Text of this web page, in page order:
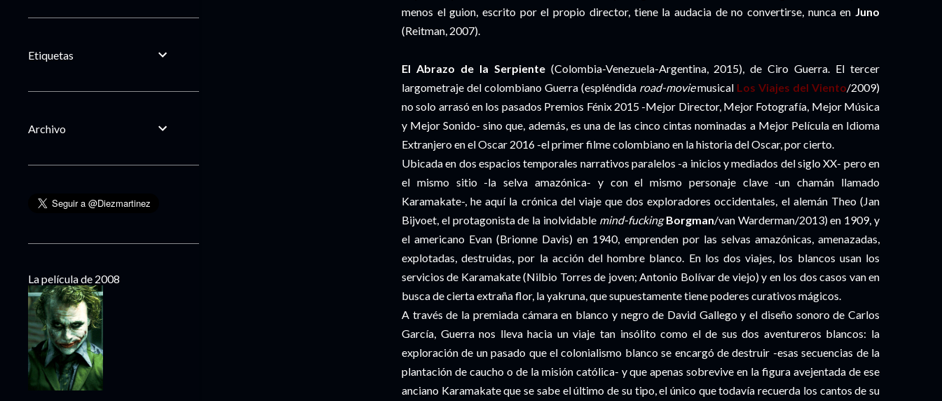
menos el guion, escrito por el propio director, tiene la audacia de no convertirse, nunca en Juno
(Reitman, 2007).
El Abrazo de la Serpiente(Colombia-Venezuela-Argentina, 2015), de Ciro Guerra. El tercer
largometraje del colombiano Guerra (espléndida road-moviemusical Los Viajes del Viento/2009)
no solo arrasó en los pasados Premios Fénix 2015 -Mejor Director, Mejor Fotografía, Mejor Música
y Mejor Sonido- sino que, además, es una de las cinco cintas nominadas a Mejor Película en Idioma
Extranjero en el Oscar 2016 -el primer filme colombiano en la historia del Oscar, por cierto.
Ubicada en dos espacios temporales narrativos paralelos -a inicios y mediados del siglo XX- pero en
el mismo sitio -la selva amazónica- y con el mismo personaje clave -un chamán llamado
Karamakate-, he aquí la crónica del viaje que dos exploradores occidentales, el alemán Theo (Jan
Bijvoet, el protagonista de la inolvidable mind-fucking Borgman/van Warderman/2013) en 1909, y
el americano Evan (Brionne Davis) en 1940, emprenden por las selvas amazónicas, amenazadas,
explotadas, destruidas, por la acción del hombre blanco. En los dos viajes, los blancos usan los
servicios de Karamakate (Nilbio Torres de joven; Antonio Bolívar de viejo) y en los dos casos van en
busca de cierta extraña flor, la yakruna, que supuestamente tiene poderes curativos mágicos.
A través de la premiada cámara en blanco y negro de David Gallego y el diseño sonoro de Carlos
García, Guerra nos lleva hacia un viaje tan insólito como el de sus dos aventureros blancos: la
exploración de un pasado que el colonialismo blanco se encargó de destruir -esas secuencias de la
plantación de caucho o de la misión católica- y que apenas sobrevive en la figura avejentada de ese
anciano Karamakate que se sabe el último de su tipo, el único que todavía recuerda los cantos de su
Etiquetas
Archivo
La película de 2008